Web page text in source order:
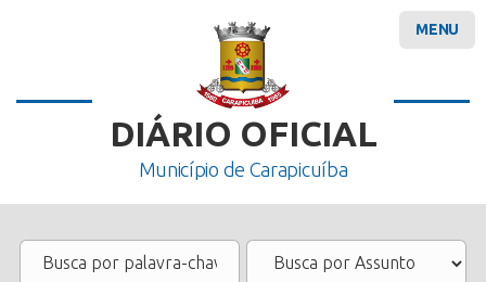
DIÁRIO OFICIAL
Município de Carapicuíba
MENU